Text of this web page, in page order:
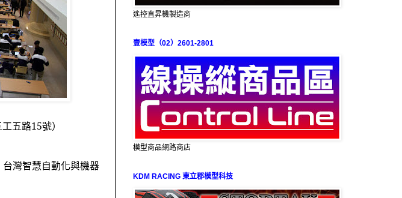
五路15號）
灣智慧自動化與機器
遙控直昇機製造商
壹模型（02）2601-2801
模型商品網路商店
KDM RACING 東立郡模型科技